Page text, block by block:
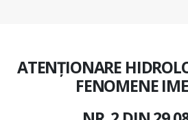
ATENŢIONARE
FENOMENE